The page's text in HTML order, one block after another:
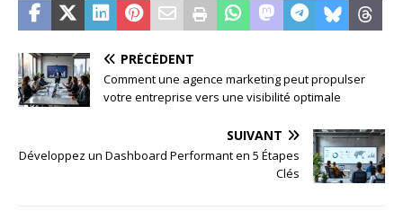
PRÉCÉDENT
Comment une agence marketing peut propulser
votre entreprise vers une visibilité optimale
SUIVANT
Développez un Dashboard Performant en 5 Étapes
Clés